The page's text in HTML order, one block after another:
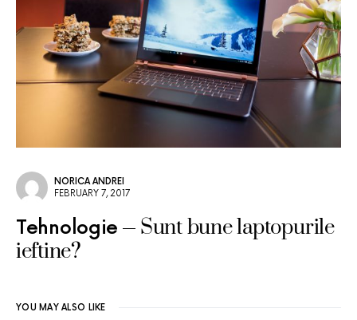
NORICA ANDREI
FEBRUARY 7, 2017
Tehnologie
Sunt bune laptopurile
ieftine?
YOU MAY ALSO LIKE